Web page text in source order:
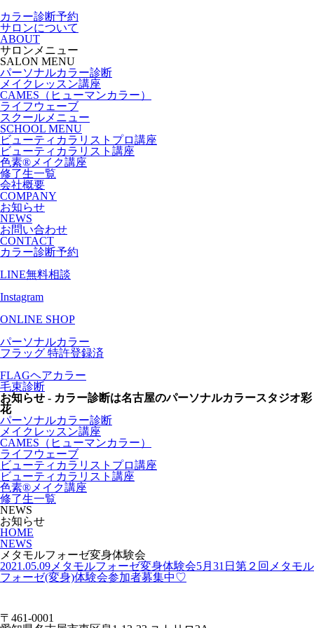
カラー診断予約
サロンについて
ABOUT
サロンメニュー
SALON MENU
パーソナルカラー診断
メイクレッスン講座
CAMES（ヒューマンカラー）
ライフウェーブ
スクールメニュー
SCHOOL MENU
ビューティカラリストプロ講座
ビューティカラリスト講座
色素®メイク講座
修了生一覧
会社概要
COMPANY
お知らせ
NEWS
お問い合わせ
CONTACT
カラー診断予約
LINE無料相談
Instagram
ONLINE SHOP
パーソナルカラー
フラッグ 特許登録済
FLAGヘアカラー
毛束診断
お知らせ - カラー診断は名古屋のパーソナルカラースタジオ彩
花
パーソナルカラー診断
メイクレッスン講座
CAMES（ヒューマンカラー）
ライフウェーブ
ビューティカラリストプロ講座
ビューティカラリスト講座
色素®メイク講座
修了生一覧
NEWS
お知らせ
HOME
NEWS
メタモルフォーゼ変身体験会
2021.05.09 メタモルフォーゼ変身体験会5月31日第２回メタモル
フォーゼ(変身)体験会参加者募集中♡
〒461-0001